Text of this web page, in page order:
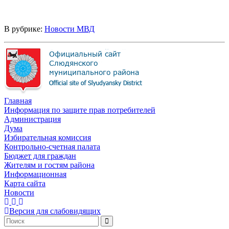
В рубрике: Новости МВД
Главная
Информация по защите прав потребителей
Администрация
Дума
Избирательная комиссия
Контрольно-счетная палата
Бюджет для граждан
Жителям и гостям района
Информационная
Карта сайта
Новости
Версия для слабовидящих